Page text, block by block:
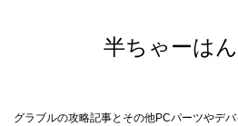
半ちゃーは
グラブルの攻略記事とその他PCパーツやデ